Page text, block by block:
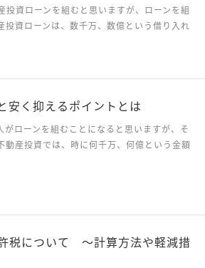
資ローンを組むと思いますが、ローンを組
資ローンは、数千万、数億という借り入れ
い金利でローンを借...
安く抑えるポイントとは
ローンを組むことになると思いますが、そ
動産投資では、時に何千万、何億という金額
あります。 そこで...
税について ～計算方法や軽減措